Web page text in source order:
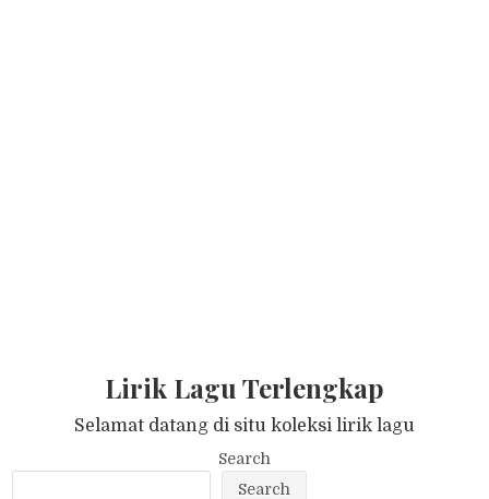
Lirik Lagu Terlengkap
Selamat datang di situ koleksi lirik lagu
Search
Search